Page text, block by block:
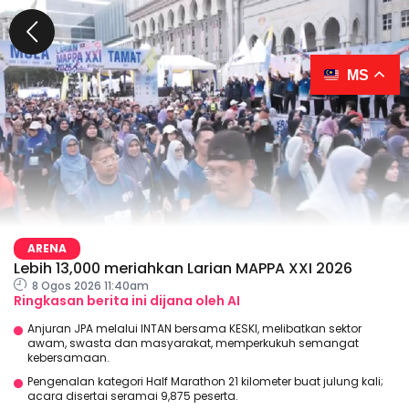
ARENA
Lebih 13,000 meriahkan Larian MAPPA XXI 2026
8 Ogos 2026 11:40am
Ringkasan berita ini dijana oleh AI
Anjuran JPA melalui INTAN bersama KESKI, melibatkan sektor
awam, swasta dan masyarakat, memperkukuh semangat
kebersamaan.
Pengenalan kategori Half Marathon 21 kilometer buat julung kali;
acara disertai seramai 9,875 peserta.
MS